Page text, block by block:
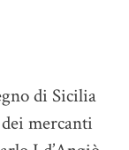
di Sicilia
dei mercanti